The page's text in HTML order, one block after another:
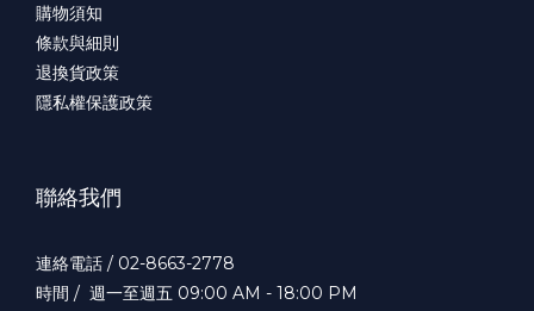
購物須知
條款與細則
退換貨政策
隱私權保護政策
聯絡我們
連絡電話 / 02-8663-2778
時間 / 週一至週五 09:00 AM - 18:00 PM